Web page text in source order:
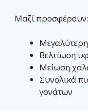
Μαζί προσφέρουν:
Βελτίωση
Μείωση
Συνολικά
γονάτων